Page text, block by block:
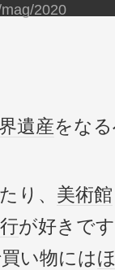
2020
遺産をな
り、 美術館
が好きで
い物には